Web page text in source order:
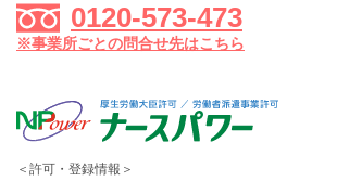
0120-573-473
※事業所ごとの問合せ先はこちら
＜許可・登録情報＞